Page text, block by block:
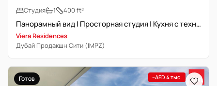
Студия
1 400 ft²
Панорамный вид | Просторная студия | Кухня с техникой
Viera Residences
Дубай Продакшн Сити (IMPZ)
Готов −AED 4 тыс.